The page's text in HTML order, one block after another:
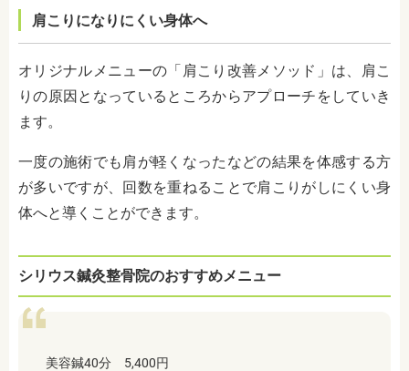
肩こりになりにくい身体へ
オリジナルメニューの「肩こり改善メソッド」は、肩こ
りの原因となっているところからアプローチをしていき
ます。
一度の施術でも肩が軽くなったなどの結果を体感する方
が多いですが、回数を重ねることで肩こりがしにくい身
体へと導くことができます。
シリウス鍼灸整骨院のおすすめメニュー
美容鍼40分 5,400円